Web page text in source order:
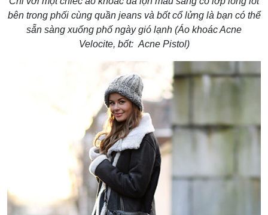
bên trong phối cùng quần jeans và bốt cổ lửng là bạn có thể
sẵn sàng xuống phố ngày gió lạnh (Áo khoác Acne
Velocite, bốt: Acne Pistol)